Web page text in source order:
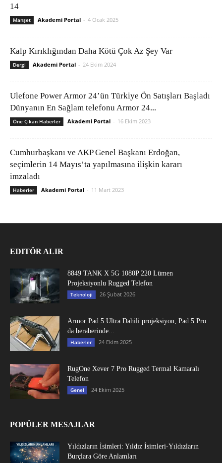
14
Manşet Akademi Portal - 4 Ocak 2025
Kalp Kırıklığından Daha Kötü Çok Az Şey Var
Dergi Akademi Portal - 24 Ekim 2024
Ulefone Power Armor 24’ün Türkiye Ön Satışları Başladı
Dünyanın En Sağlam telefonu Armor 24...
Öne Çıkan Haberler Akademi Portal - 16 Ekim 2023
Cumhurbaşkanı ve AKP Genel Başkanı Erdoğan,
seçimlerin 14 Mayıs’ta yapılmasına ilişkin kararı
imzaladı
Haberler Akademi Portal - 11 Mart 2023
EDITÖR ALIR
8849 TANK X 5G 1080P 220 Lümen
Projeksiyonlu Rugged Telefon
Teknoloji 26 Şubat 2026
Armor Pad 5 Ultra Dahili projeksiyon, Pad 5 Pro
da beraberinde...
Haberler 24 Ekim 2025
RugOne Xever 7 Pro Rugged Termal Kamaralı
Telefon
Genel 24 Ekim 2025
POPÜLER MESAJLAR
Yıldızların İsimleri: Yıldız İsimleri-Yıldızların
Burçlara Göre Anlamları